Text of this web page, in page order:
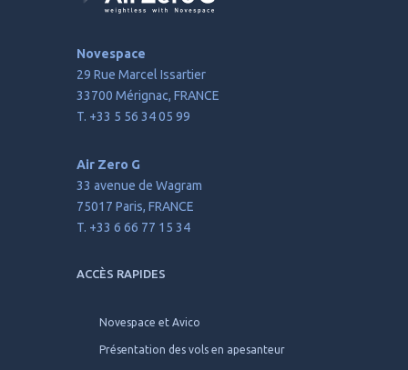
Novespace
29 Rue Marcel Issartier
33700 Mérignac, FRANCE
T. +33 5 56 34 05 99
Air Zero G
33 avenue de Wagram
75017 Paris, FRANCE
T. +33 6 66 77 15 34
ACCÈS RAPIDES
Novespace et Avico
Présentation des vols en apesanteur